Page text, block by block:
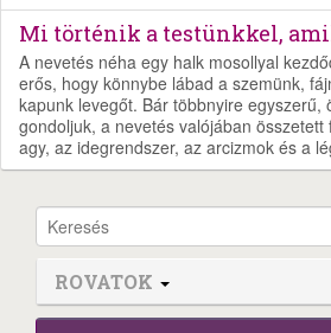
Mi történik a testünkkel,
A nevetés néha egy halk mosollyal
erős, hogy könnybe lábad a szemünk,
kapunk levegőt. Bár többnyire egyszerű,
gondoljuk, a nevetés valójában
agy, az idegrendszer, az arcizmok és a
ROVATOK